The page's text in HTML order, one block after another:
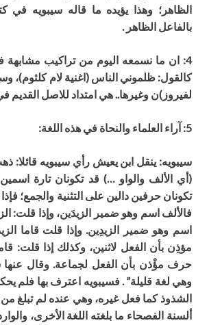
الظاهر ؛ وهذا يؤيده ما قاله سيبويه في
بالفاعل الظاهر .
4: ان ما نسمعه اليوم من تراكيب مشابهة
كالقول: ظلموني الناس (اغنية لام كلثوم)،
لفيروز)ن وغيرها..هي امتداد للاصل القديم
5: آراء العلماء والنحاة في هذه اللغة:
سيبويه: ينقل ابن يعيش رأي سيبويه قائلا:
(أي الألف والواو …) قد تكونان تارة
تكونان حرفين دالين على التثنية والجمع؛
فالألف اسم وهو ضمير الزيدَين، وإذا قلت:
اسم وهو ضمير الزيدِين. وإذا قلت قاما
مؤذِن بأن الفعل لاثنين، وكذلك إذا قلت:
حرف مؤْذن بأن الفعل لجماعة. وقال عنها
وهي لغة قليلة” . فسيبويه اعترف بها فلم
الشذوذ كما فعل غيره، وهي عنده لم تبلغ
ألسنة الفصحاء ما بلغته اللغة الأخرى،